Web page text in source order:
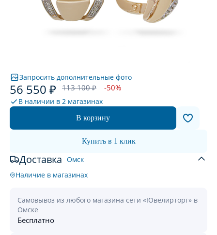
Запросить дополнительные фото
56 550 ₽ 113 100 ₽ -50%
В наличии в 2 магазинах
В корзину
Купить в 1 клик
Доставка Омск
Наличие в магазинах
Самовывоз из любого магазина сети «Ювелирторг» в
Омске
Бесплатно